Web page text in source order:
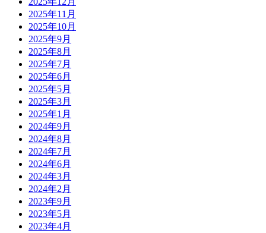
2025年11月
2025年10月
2025年9月
2025年8月
2025年7月
2025年6月
2025年5月
2025年3月
2025年1月
2024年9月
2024年8月
2024年7月
2024年6月
2024年3月
2024年2月
2023年9月
2023年5月
2023年4月